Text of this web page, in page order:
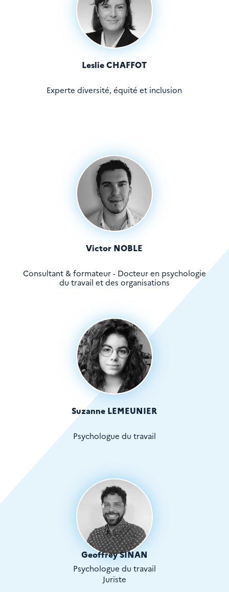
Leslie CHAFFOT
Experte diversité, équité et inclusion
Victor NOBLE
Consultant & formateur - Docteur en psychologie
du travail et des organisations
Suzanne LEMEUNIER
Psychologue du travail
Geoffrey SINAN
Psychologue du travail
Juriste